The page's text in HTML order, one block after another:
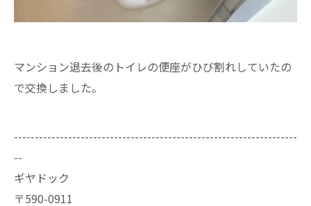
マンション退去後のトイレの便座がひび割れしていたの
で交換しました。
--------------------------------------------------------------------
--
ギヤドック
〒590-0911